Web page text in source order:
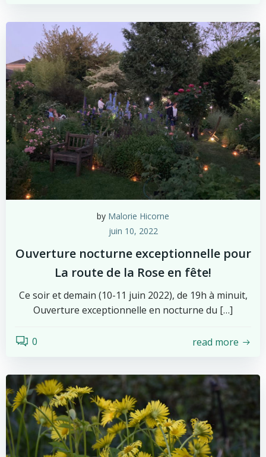
by Malorie Hicorne
juin 10, 2022
Ouverture nocturne exceptionnelle pour
La route de la Rose en fête!
Ce soir et demain (10-11 juin 2022), de 19h à minuit,
Ouverture exceptionnelle en nocturne du […]
0 read more